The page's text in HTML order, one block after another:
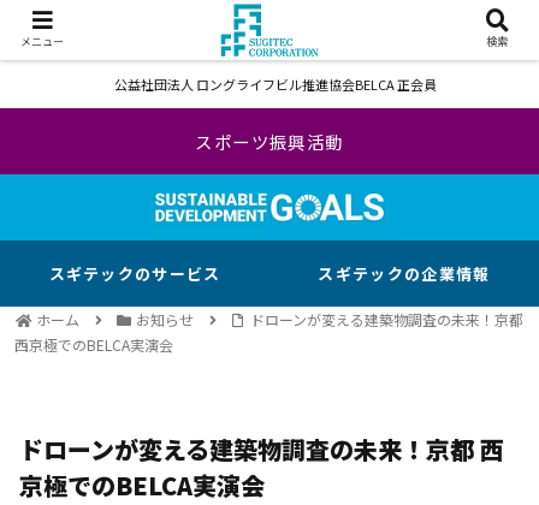
公益社団法人 ロングライフビル推進協会BELCA 正会員
スポーツ振興活動
スギテックのサービス スギテックの企業情報
ホーム お知らせ
ドローンが変える建築物調査の未来！京都
西京極でのBELCA実演会
ドローンが変える建築物調査の未来！京都 西
京極でのBELCA実演会
メニュー 検索